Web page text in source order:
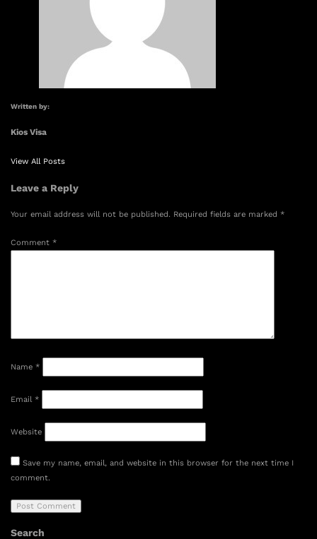
Written by:
Kios Visa
View All Posts
Leave a Reply
Your email address will not be published. Required fields are marked *
Comment *
Name *
Email *
Website
Save my name, email, and website in this browser for the next time I
comment.
Search